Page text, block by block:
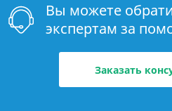
Вы можете
экспертам за
Заказать